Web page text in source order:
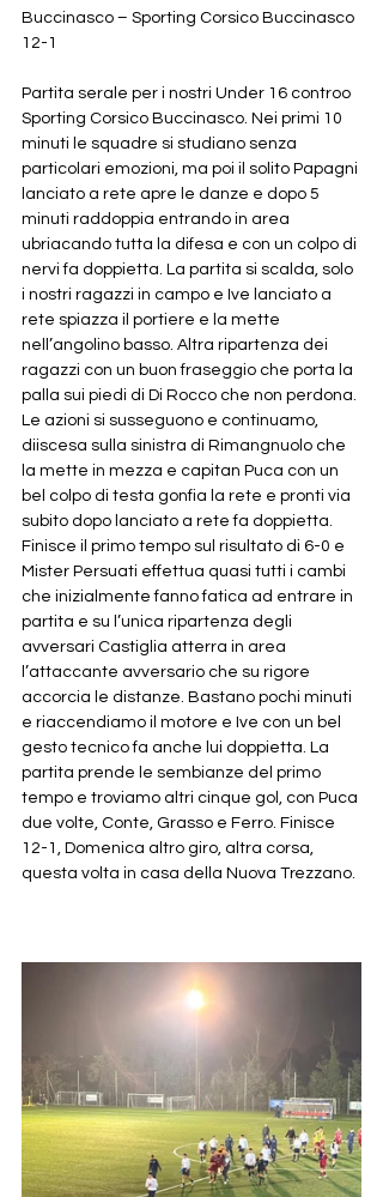
Buccinasco – Sporting Corsico Buccinasco
12-1
Partita serale per i nostri Under 16 controo
Sporting Corsico Buccinasco. Nei primi 10
minuti le squadre si studiano senza
particolari emozioni, ma poi il solito Papagni
lanciato a rete apre le danze e dopo 5
minuti raddoppia entrando in area
ubriacando tutta la difesa e con un colpo di
nervi fa doppietta. La partita si scalda, solo
i nostri ragazzi in campo e Ive lanciato a
rete spiazza il portiere e la mette
nell’angolino basso. Altra ripartenza dei
ragazzi con un buon fraseggio che porta la
palla sui piedi di Di Rocco che non perdona.
Le azioni si susseguono e continuamo,
diiscesa sulla sinistra di Rimangnuolo che
la mette in mezza e capitan Puca con un
bel colpo di testa gonfia la rete e pronti via
subito dopo lanciato a rete fa doppietta.
Finisce il primo tempo sul risultato di 6-0 e
Mister Persuati effettua quasi tutti i cambi
che inizialmente fanno fatica ad entrare in
partita e su l’unica ripartenza degli
avversari Castiglia atterra in area
l’attaccante avversario che su rigore
accorcia le distanze. Bastano pochi minuti
e riaccendiamo il motore e Ive con un bel
gesto tecnico fa anche lui doppietta. La
partita prende le sembianze del primo
tempo e troviamo altri cinque gol, con Puca
due volte, Conte, Grasso e Ferro. Finisce
12-1, Domenica altro giro, altra corsa,
questa volta in casa della Nuova Trezzano.